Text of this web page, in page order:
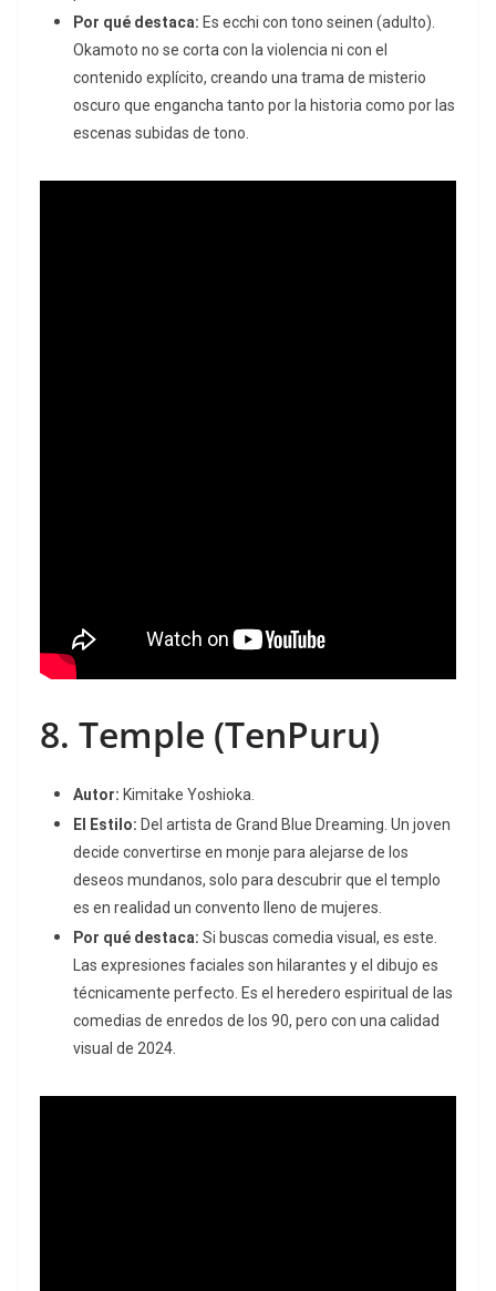
Por qué destaca: Es ecchi con tono seinen (adulto).
Okamoto no se corta con la violencia ni con el
contenido explícito, creando una trama de misterio
oscuro que engancha tanto por la historia como por las
escenas subidas de tono.
8. Temple (TenPuru)
Autor: Kimitake Yoshioka.
El Estilo: Del artista de Grand Blue Dreaming Un joven
decide convertirse en monje para alejarse de los
deseos mundanos, solo para descubrir que el templo
es en realidad un convento lleno de mujeres.
Por qué destaca: Si buscas comedia visual, es este.
Las expresiones faciales son hilarantes y el dibujo es
técnicamente perfecto. Es el heredero espiritual de las
comedias de enredos de los 90, pero con una calidad
visual de 2024.